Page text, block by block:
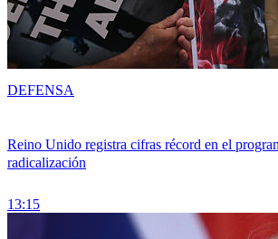
Reino Unido registra cifras récord en el
radicalización
13:15
DEFENSA